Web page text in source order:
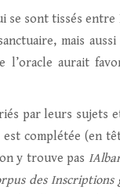
se sont tissés entre
mais aussi
aurait
par leurs sujets
complétée (en
y trouve pas
des Inscriptions